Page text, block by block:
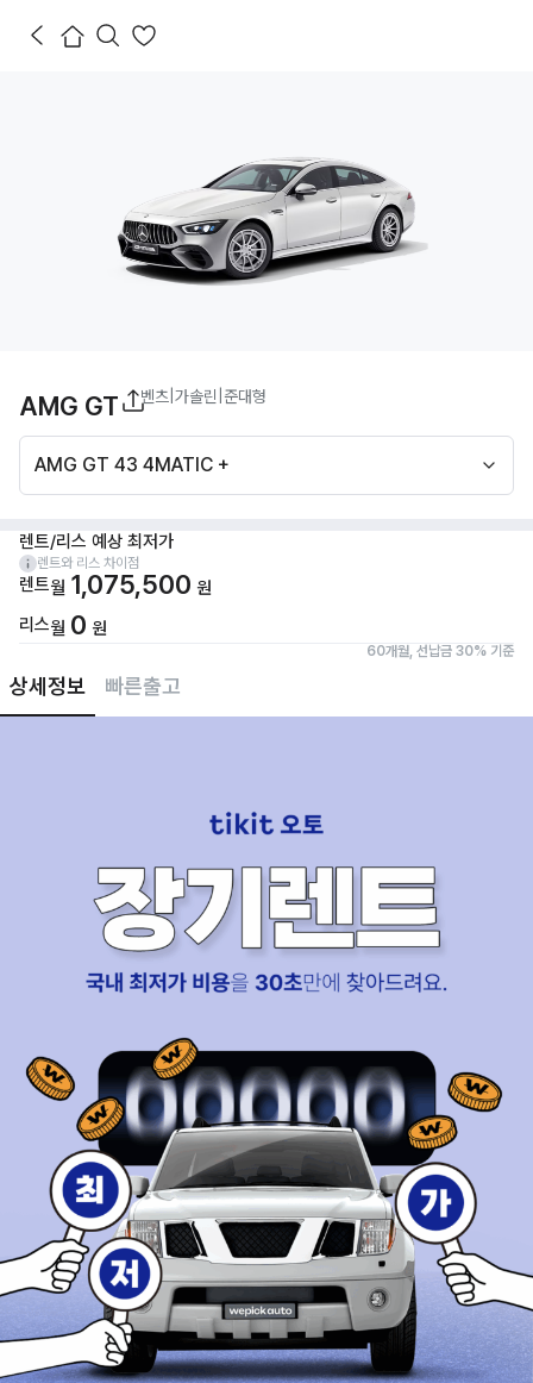
상세정보 빠른출고
AMG GT 벤츠 |가솔린 |준대형
AMG GT 43 4MATIC +
렌트/리스 예상 최저가
렌트와 리스 차이점
렌트월 1,075,500 원
리스월 0 원
60개월, 선납금 30% 기준